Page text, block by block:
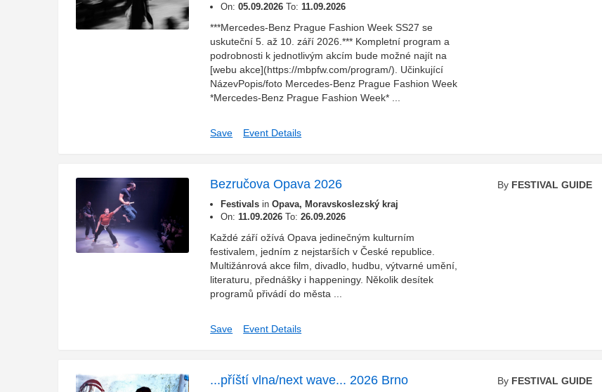
On:05.09.2026 To:11.09.2026
***Mercedes-Benz Prague Fashion Week SS27 se
uskuteční 5. až 10. září 2026.*** Kompletní program a
podrobnosti k jednotlivým akcím bude možné najít na
[webu akce](https://mbpfw.com/program/). Učinkující
NázevPopis/foto Mercedes-Benz Prague Fashion Week
*Mercedes-Benz Prague Fashion Week* ...
Save Event Details
Bezručova Opava 2026
Festivals inOpava, Moravskoslezský kraj
On:11.09.2026 To:26.09.2026
Každé září ožívá Opava jedinečným kulturním
festivalem, jedním z nejstarších v České republice.
Multižánrová akce film, divadlo, hudbu, výtvarné umění,
literaturu, přednášky i happeningy. Několik desítek
programů přivádí do města ...
Save Event Details
By FESTIVAL GUIDE
...příští vlna/next wave... 2026 Brno By FESTIVAL GUIDE